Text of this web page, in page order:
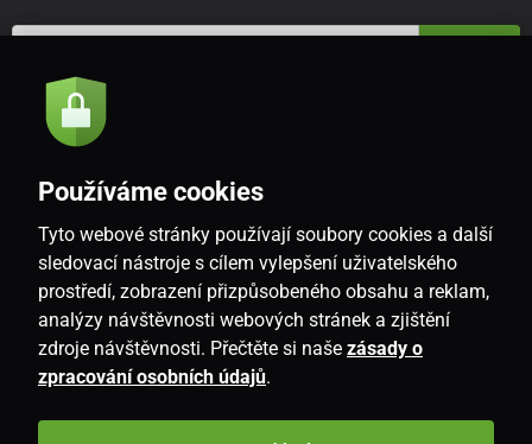
Souhlasím se
CZ
Používáme cookies
Tyto webové stránky používají soubory cookies a další
sledovací nástroje s cílem vylepšení uživatelského
prostředí, zobrazení přizpůsobeného obsahu a reklam,
analýzy návštěvnosti webových stránek a zjištění
zdroje návštěvnosti. Přečtěte si naše zásady o
zpracování osobních údajů.